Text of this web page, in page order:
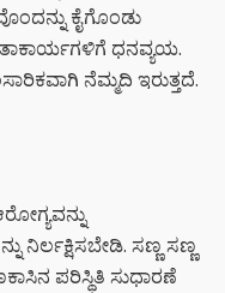
ಕೈಗೊಂಡು
ಧನವ್ಯಯ.
ನೆಮ್ಮದಿ ಇರುತ್ತದೆ.
ನಿರ್ಲಕ್ಷಿಸಬೇಡಿ. ಸಣ್ಣ ಸಣ್ಣ
ಪರಿಸ್ಥಿತಿ ಸುಧಾರಣೆ